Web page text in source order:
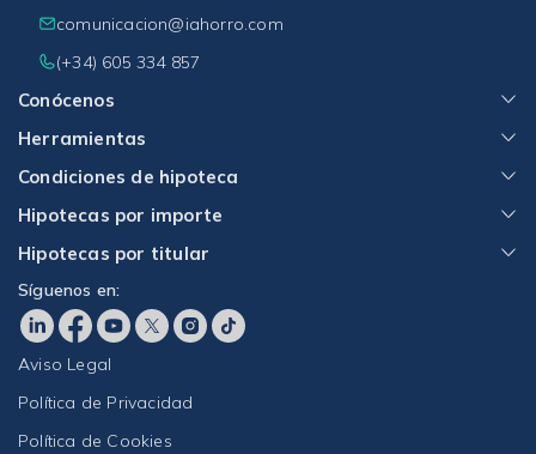
Conócenos
Herramientas
Condiciones de hipoteca
Hipotecas por importe
Hipotecas por titular
comunicacion@iahorro.com
(+34) 605 334 857
Síguenos en:
Aviso Legal
Política de Privacidad
Política de Cookies